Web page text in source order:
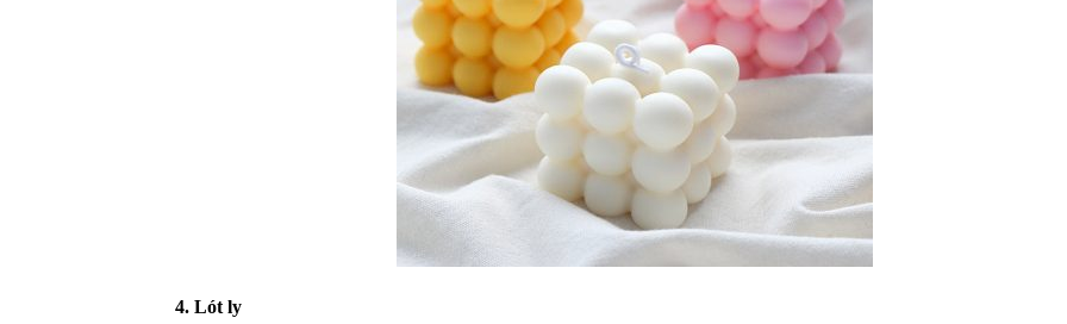
4. Lót ly